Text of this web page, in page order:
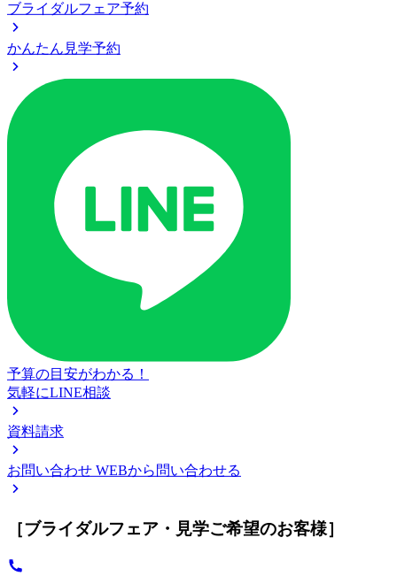
ブライダルフェア予約
かんたん見学予約
予算の目安がわかる！
気軽にLINE相談
資料請求
お問い合わせ WEBから問い合わせる
［ブライダルフェア・見学ご希望のお客様］